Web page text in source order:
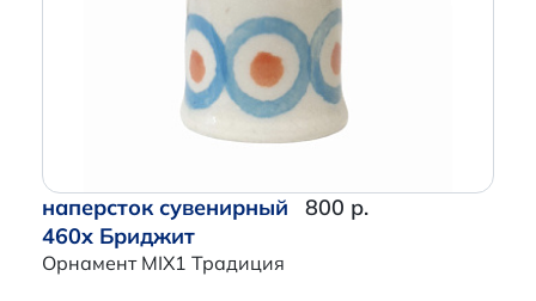
наперсток сувенирный
460x Бриджит
Орнамент MIX1 Традиция
800 р.